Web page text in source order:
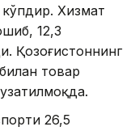
кўпдир. Хизмат
12,3
Қозоғистоннинг
товар
26,5